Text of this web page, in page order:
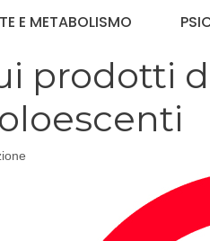
E METABOLISMO
prodotti